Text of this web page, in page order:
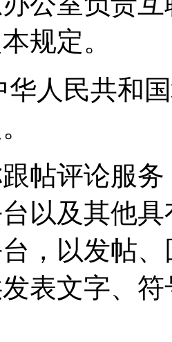
规定。
华人民共和
帖评论服
以及其他
，以发帖
表文字、